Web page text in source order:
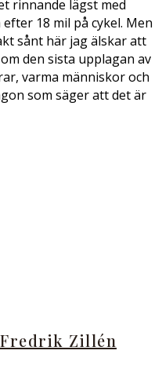
rinnande lägst med
18 mil på cykel. Men
sånt här jag älskar att
den sista upplagan av
varma människor och
som säger att det är
Zillén